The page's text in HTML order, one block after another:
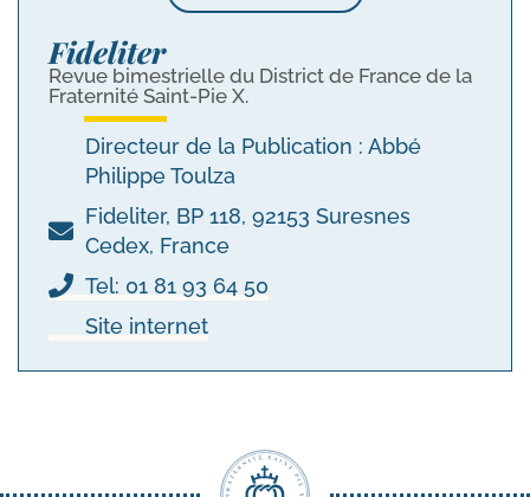
Fideliter
Revue bimestrielle du District de France de la
Fraternité Saint-Pie X.
Directeur de la Publication : Abbé
Philippe Toulza
Fideliter, BP 118, 92153 Suresnes
Cedex, France
Tel: 01 81 93 64 50
Site internet